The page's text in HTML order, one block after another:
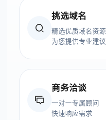
挑选域名
精选优质域名资源
为您提供专业建议
商务洽谈
一对一专属顾问
快速响应需求